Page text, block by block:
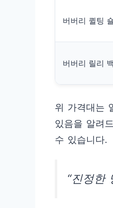
버버리 퀼팅
버버리 릴리
위 가격대는
있음을 알려
수 있습니다.
“진정한